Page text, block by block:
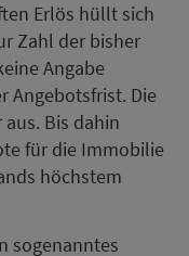
Erlös hüllt sich
Zahl der bisher
Angabe
Angebotsfrist. Die
Bis dahin
für die Immobilie
höchstem
sogenanntes